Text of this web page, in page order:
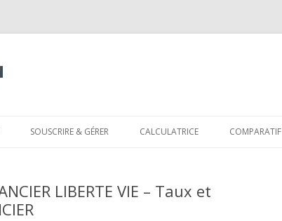
au
SOUSCRIRE & GÉRER CALCULATRICE COMPARATIF
LIBERTE VIE – Taux et